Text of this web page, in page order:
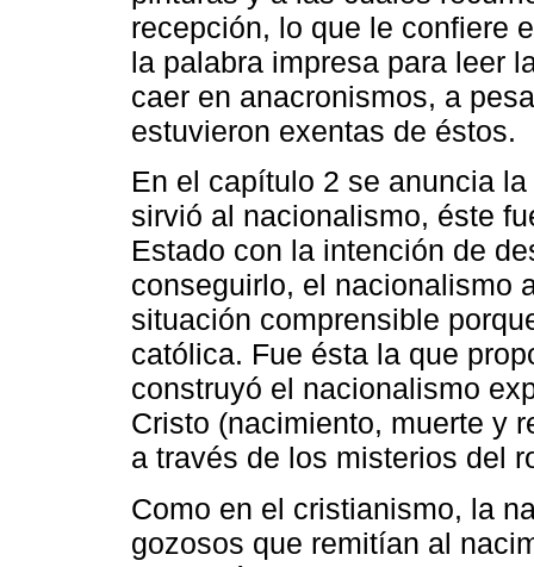
recepción, lo que le confiere
la palabra impresa para leer
caer en anacronismos, a
estuvieron exentas de éstos.
En el capítulo 2 se anuncia
sirvió al nacionalismo, éste
Estado con la intención de
conseguirlo, el nacionalismo
situación comprensible
católica. Fue ésta la que
construyó el nacionalismo
Cristo (nacimiento, muerte y
a través de los misterios del
Como en el cristianismo, la
gozosos que remitían al